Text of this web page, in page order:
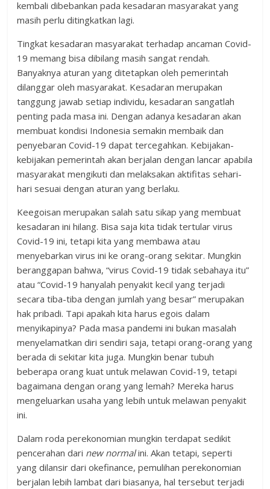
kembali dibebankan pada kesadaran masyarakat yang
masih perlu ditingkatkan lagi.
Tingkat kesadaran masyarakat terhadap ancaman Covid-
19 memang bisa dibilang masih sangat rendah.
Banyaknya aturan yang ditetapkan oleh pemerintah
dilanggar oleh masyarakat. Kesadaran merupakan
tanggung jawab setiap individu, kesadaran sangatlah
penting pada masa ini. Dengan adanya kesadaran akan
membuat kondisi Indonesia semakin membaik dan
penyebaran Covid-19 dapat tercegahkan. Kebijakan-
kebijakan pemerintah akan berjalan dengan lancar apabila
masyarakat mengikuti dan melaksakan aktifitas sehari-
hari sesuai dengan aturan yang berlaku.
Keegoisan merupakan salah satu sikap yang membuat
kesadaran ini hilang. Bisa saja kita tidak tertular virus
Covid-19 ini, tetapi kita yang membawa atau
menyebarkan virus ini ke orang-orang sekitar. Mungkin
beranggapan bahwa, “virus Covid-19 tidak sebahaya itu”
atau “Covid-19 hanyalah penyakit kecil yang terjadi
secara tiba-tiba dengan jumlah yang besar” merupakan
hak pribadi. Tapi apakah kita harus egois dalam
menyikapinya? Pada masa pandemi ini bukan masalah
menyelamatkan diri sendiri saja, tetapi orang-orang yang
berada di sekitar kita juga. Mungkin benar tubuh
beberapa orang kuat untuk melawan Covid-19, tetapi
bagaimana dengan orang yang lemah? Mereka harus
mengeluarkan usaha yang lebih untuk melawan penyakit
ini.
Dalam roda perekonomian mungkin terdapat sedikit
pencerahan dari new normalini. Akan tetapi, seperti
yang dilansir dari okefinance, pemulihan perekonomian
berjalan lebih lambat dari biasanya, hal tersebut terjadi